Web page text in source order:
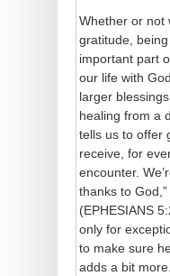
Whether or not
gratitude,
important part
our life with
larger
healing from a
tells us to offer
receive, for
encounter.
thanks to
(EPHESIANS
only for
to make sure
adds a bit